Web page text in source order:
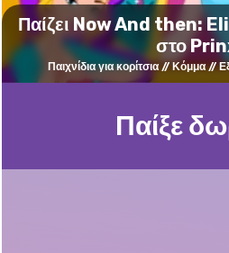
Παίζει Now And then:
στο
Παιχνίδια για κορίτσια Κόμμα
Παίξε